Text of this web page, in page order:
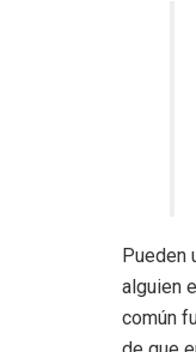
Pueden
alguien
común